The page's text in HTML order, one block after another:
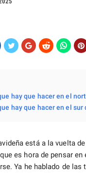
hay que hacer en el
hay que hacer en el sur
está a la vuelta
es hora de pensar en
Ya he hablado de las